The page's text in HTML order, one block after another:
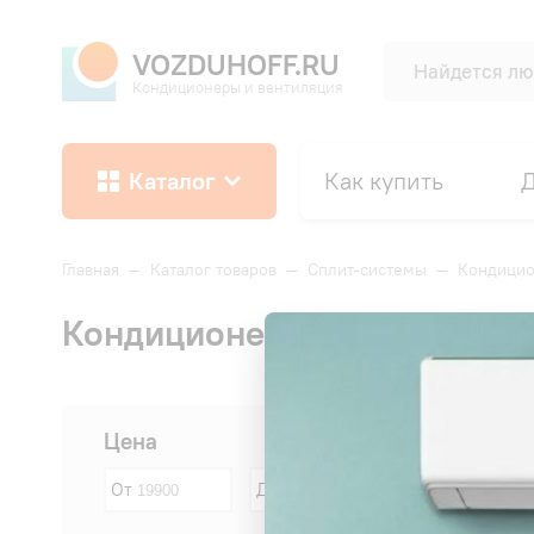
VOZDUHOFF.RU
Кондиционеры и вентиляция
Каталог Как купить
Главная — Каталог товаров — Сплит-системы —
Кондиционеры Dahatsu led
Цена
От До